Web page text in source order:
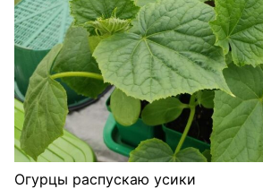
Огурцы распускаю усики